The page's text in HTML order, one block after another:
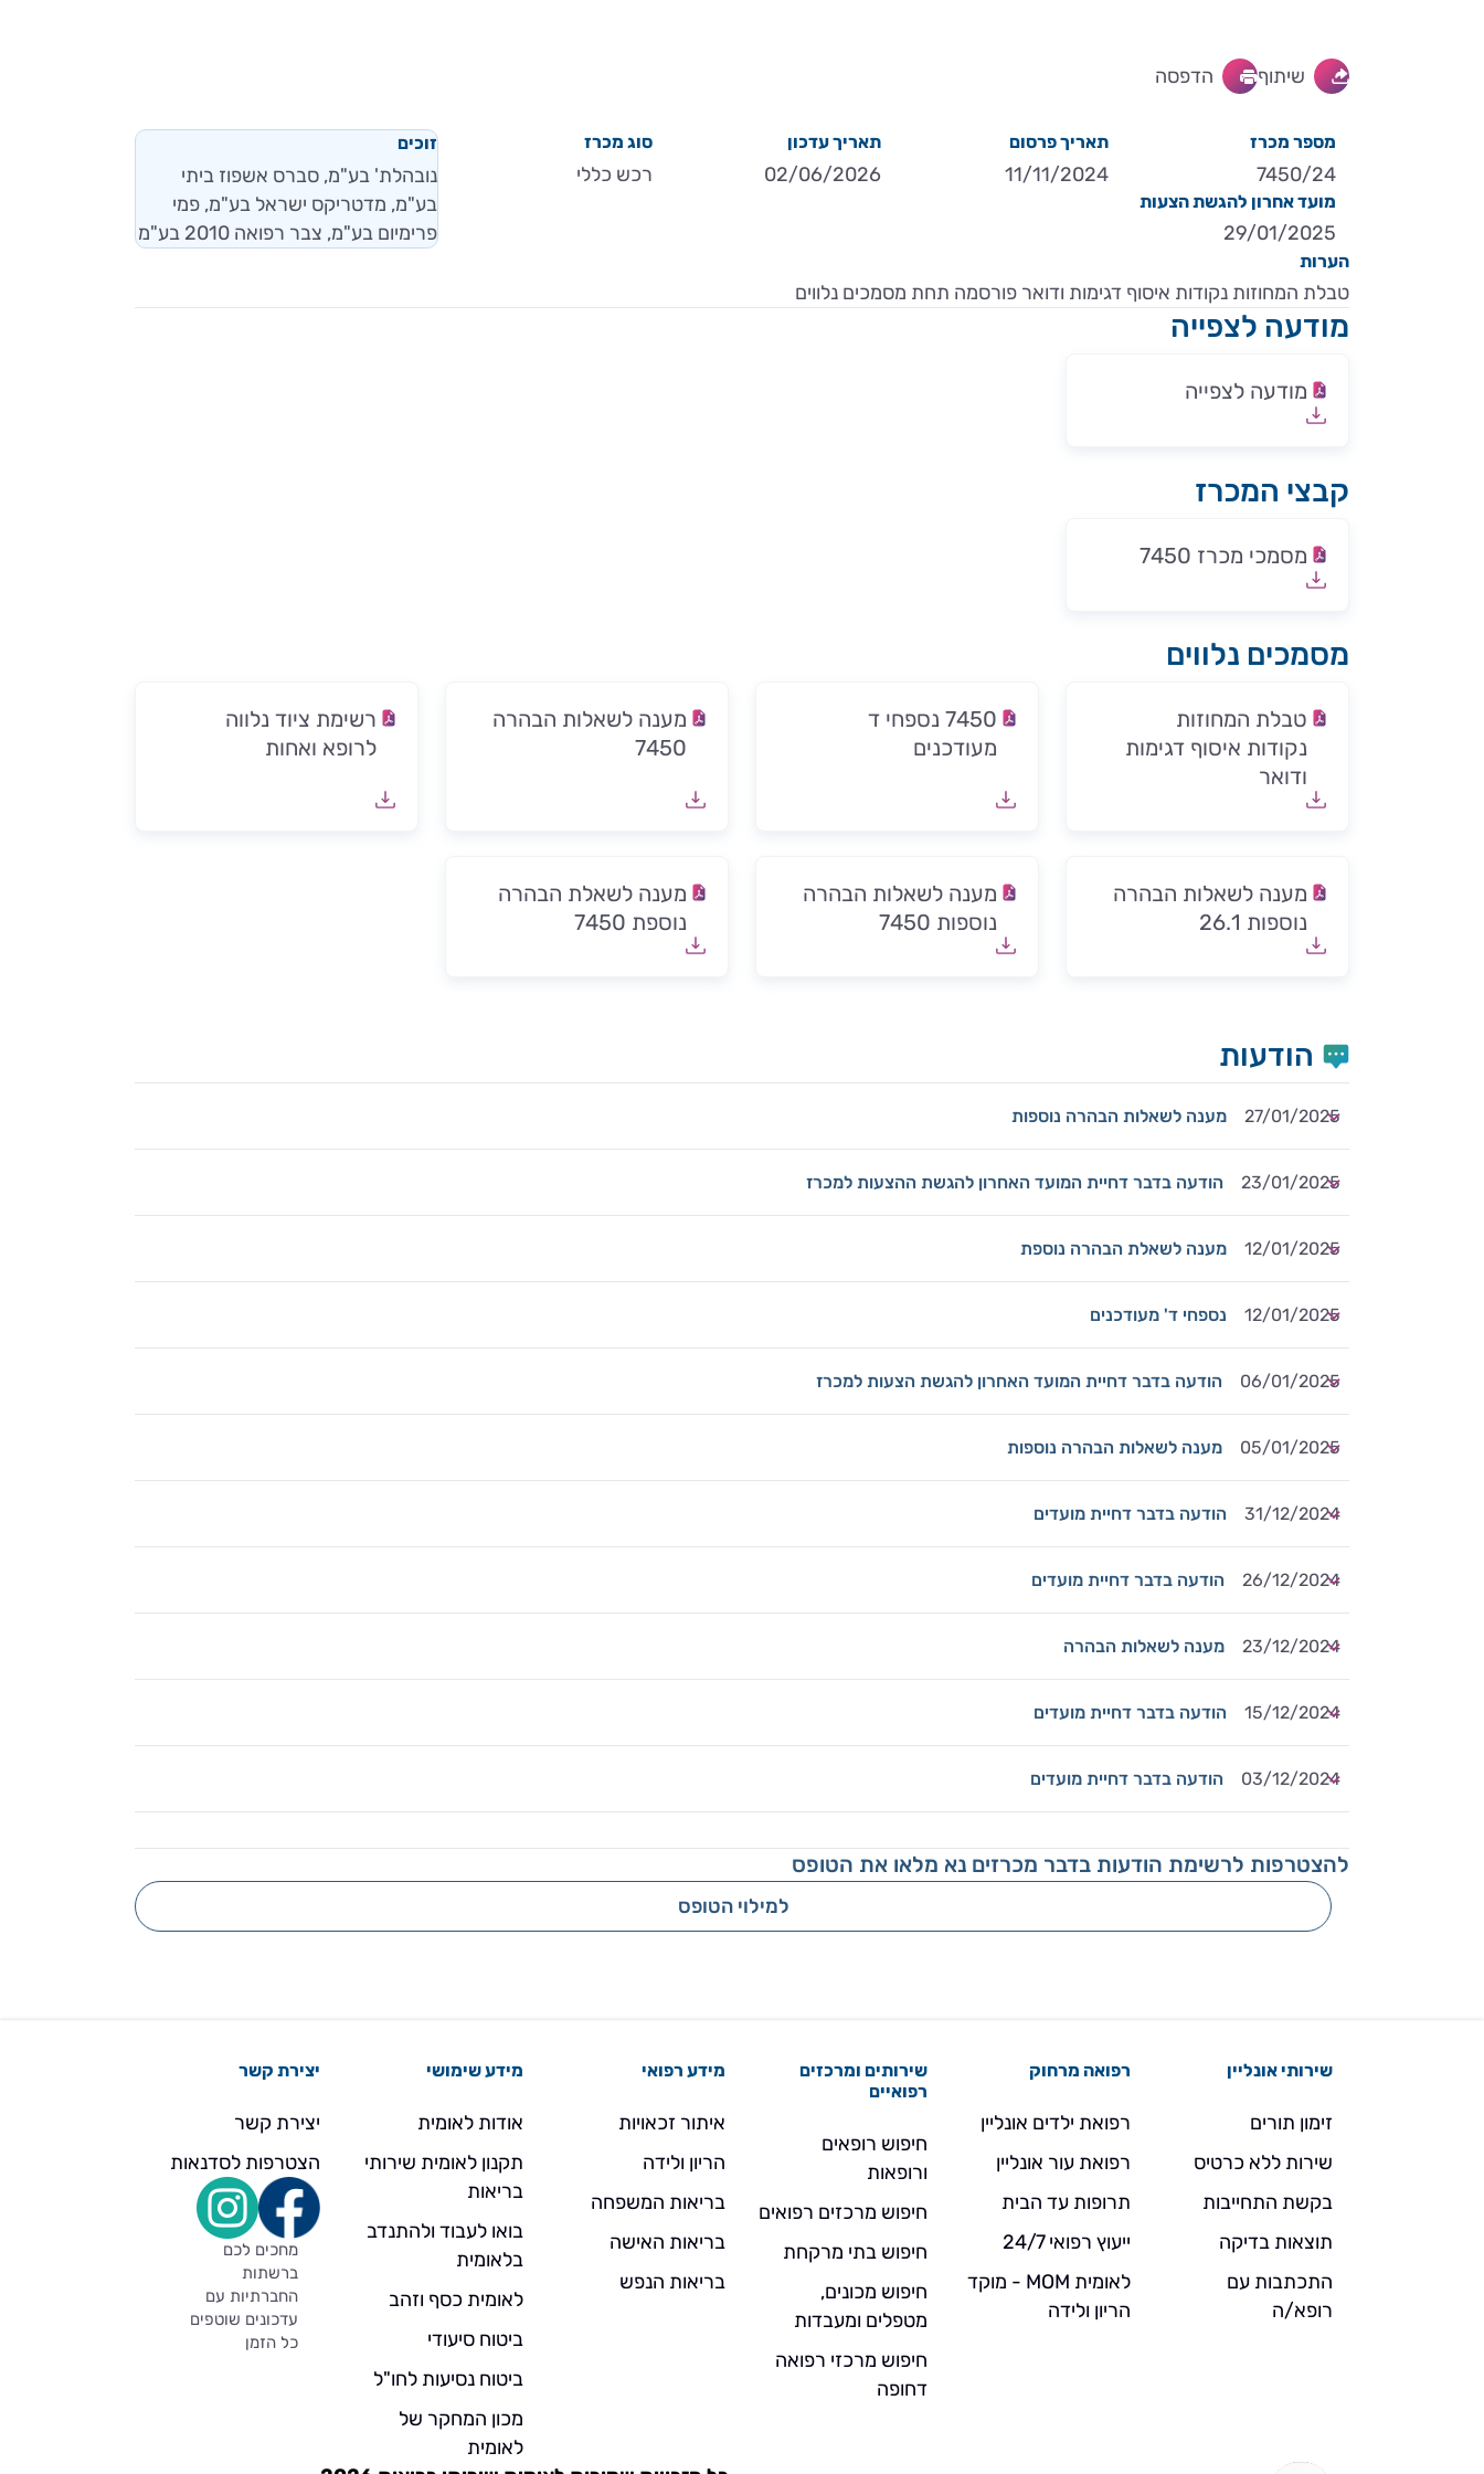
שיתוף הדפסה
מספר מכרז
7450/24
תאריך פרסום
11/11/2024
תאריך עדכון
02/06/2026
סוג מכרז
רכש כללי
מועד אחרון להגשת הצעות
29/01/2025
זוכים
נובהלת' בע"מ, סברס אשפוז ביתי
בע"מ, מדטריקס ישראל בע"מ, פמי
פרימיום בע"מ, צבר רפואה 2010 בע"מ
הערות
טבלת המחוזות נקודות איסוף דגימות ודואר פורסמה תחת מסמכים נלווים
מודעה לצפייה
מודעה לצפייה
קבצי המכרז
מסמכי מכרז 7450
מסמכים נלווים
טבלת המחוזות
נקודות איסוף דגימות
ודואר
7450 נספחי ד
מעודכנים
מענה לשאלות הבהרה
7450
רשימת ציוד נלווה
לרופא ואחות
מענה לשאלות הבהרה
נוספות 26.1
מענה לשאלות הבהרה
נוספות 7450
מענה לשאלת הבהרה
נוספת 7450
הודעות
27/01/2025 מענה לשאלות הבהרה נוספות
23/01/2025 הודעה בדבר דחיית המועד האחרון להגשת ההצעות למכרז
12/01/2025 מענה לשאלת הבהרה נוספת
12/01/2025 נספחי ד' מעודכנים
06/01/2025 הודעה בדבר דחיית המועד האחרון להגשת הצעות למכרז
05/01/2025 מענה לשאלות הבהרה נוספות
31/12/2024 הודעה בדבר דחיית מועדים
26/12/2024 הודעה בדבר דחיית מועדים
23/12/2024 מענה לשאלות הבהרה
15/12/2024 הודעה בדבר דחיית מועדים
03/12/2024 הודעה בדבר דחיית מועדים
להצטרפות לרשימת הודעות בדבר מכרזים נא מלאו את הטופס
למילוי הטופס
שירותי אונליין
זימון תורים
שירות ללא כרטיס
בקשת התחייבות
תוצאות בדיקה
התכתבות עם
רופא/ה
רפואה מרחוק
רפואת ילדים אונליין
רפואת עור אונליין
תרופות עד הבית
ייעוץ רפואי 24/7
לאומית MOM - מוקד
הריון ולידה
שירותים ומרכזים
רפואיים
חיפוש רופאים
ורופאות
חיפוש מרכזים רפואים
חיפוש בתי מרקחת
חיפוש מכונים,
מטפלים ומעבדות
חיפוש מרכזי רפואה
דחופה
מידע רפואי
איתור זכאויות
הריון ולידה
בריאות המשפחה
בריאות האישה
בריאות הנפש
מידע שימושי
אודות לאומית
תקנון לאומית שירותי
בריאות
בואו לעבוד ולהתנדב
בלאומית
לאומית כסף וזהב
ביטוח סיעודי
ביטוח נסיעות לחו"ל
מכון המחקר של
לאומית
יצירת קשר
יצירת קשר
הצטרפות לסדנאות
מחכים לכם
ברשתות
החברתיות עם
עדכונים שוטפים
כל הזמן